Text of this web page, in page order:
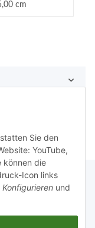
cm
Sie den
YouTube,
können die
Icon links
Konfigurieren und